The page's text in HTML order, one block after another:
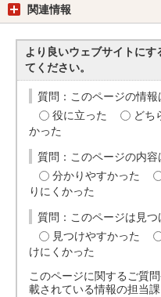
関連情報
より良いウェブサイトに
てください。
質問：このページの情
役に立った
どち
かった
質問：このページの内
分かりやすかった
りにくかった
質問：このページは見
見つけやすかった
けにくかった
このページに関するご質
載されている情報の担当